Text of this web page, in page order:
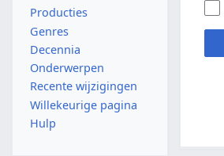
Producties
Genres
Decennia
Onderwerpen
Recente wijzigingen
Willekeurige pagina
Hulp